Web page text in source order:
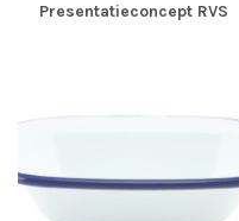
Presentatieconcept RVS